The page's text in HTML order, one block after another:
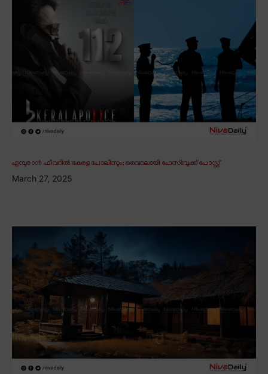
എമ്പുരാൻ ഫീവറിൽ കേരള പോലീസും; വൈറലായി ഫേസ്ബുക്ക് പോസ്റ്റ്
March 27, 2025